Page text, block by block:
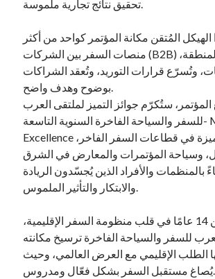
المُتقن مكانة المؤتمر كواحد من أكثر
منصات السفر بين الشركات (B2B) موثوقية في المنطقة،
وتُسرّع قرارات التوريد، وتُعقد الشراكات
المؤتمر، ستُكرّم جوائز التميز لملتقى العرب
للسفر والسياحة الفاخرة السنوية التاسعة- MALT
Excellence الإنجازات المتميزة في قطاعات السفر الفاخر،
وسياحة المؤتمرات والمعارض في الشرق
بالمنظمات والأفراد الذين يُجسّدون الريادة
ومع أكثر من 14 عامًا في قلب منظومة السفر الإقليمية،
للسفر والسياحة الفاخرة ترسيخ مكانته
الطلب الإقليمي مع العرض العالمي، وحيث
يُصاغ مستقبل السفر بشكل فعّال ومدروس.